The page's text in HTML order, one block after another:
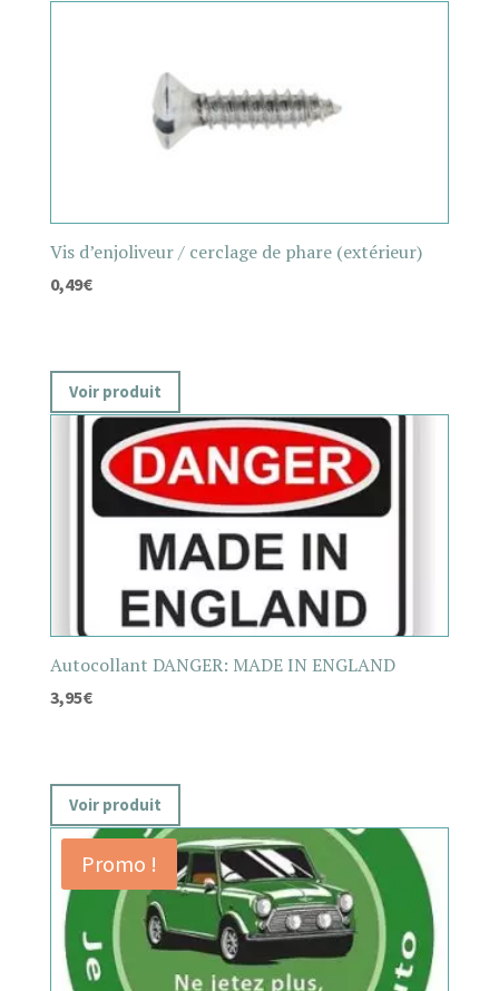
Vis d’enjoliveur / cerclage de phare (extérieur)
0,49€
Voir produit
Autocollant DANGER: MADE IN ENGLAND
3,95€
Voir produit
Promo !